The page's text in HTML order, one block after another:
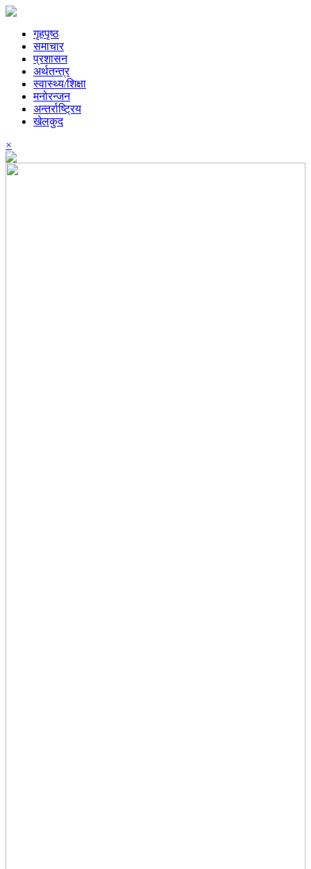
गृहपृष्ठ
समाचार
प्रशासन
अर्थतन्त्र
स्वास्थ्य/शिक्षा
मनोरन्जन
अन्तर्राष्ट्रिय
खेलकुद
×